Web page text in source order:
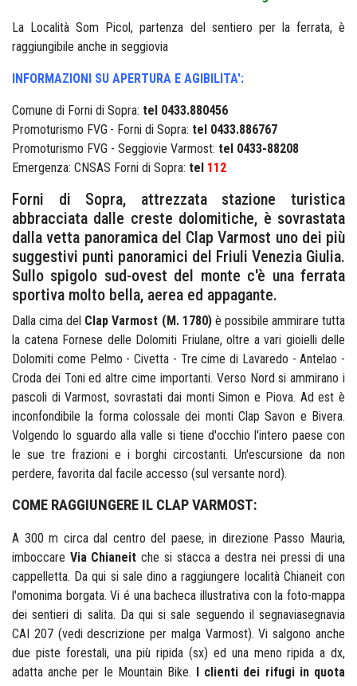
La Località Som Picol, partenza del sentiero per la ferrata, è
raggiungibile anche in seggiovia
INFORMAZIONI SU APERTURA E AGIBILITA':
Comune di Forni di Sopra: tel 0433.880456
Promoturismo FVG - Forni di Sopra: tel 0433.886767
Promoturismo FVG - Seggiovie Varmost: tel 0433-88208
Emergenza: CNSAS Forni di Sopra: tel 112
Forni di Sopra, attrezzata stazione turistica
abbracciata dalle creste dolomitiche, è sovrastata
dalla vetta panoramica del Clap Varmost uno dei più
suggestivi punti panoramici del Friuli Venezia Giulia.
Sullo spigolo sud-ovest del monte c'è una ferrata
sportiva molto bella, aerea ed appagante.
Dalla cima del Clap Varmost (M. 1780)è possibile ammirare tutta
la catena Fornese delle Dolomiti Friulane, oltre a vari gioielli delle
Dolomiti come Pelmo - Civetta - Tre cime di Lavaredo - Antelao -
Croda dei Toni ed altre cime importanti. Verso Nord si ammirano i
pascoli di Varmost, sovrastati dai monti Simon e Piova. Ad est è
inconfondibile la forma colossale dei monti Clap Savon e Bivera.
Volgendo lo sguardo alla valle si tiene d'occhio l'intero paese con
le sue tre frazioni e i borghi circostanti. Un'escursione da non
perdere, favorita dal facile accesso (sul versante nord).
COME RAGGIUNGERE IL CLAP VARMOST:
A 300 m circa dal centro del paese, in direzione Passo Mauria,
imboccare Via Chianeit che si stacca a destra nei pressi di una
cappelletta. Da qui si sale dino a raggiungere località Chianeit con
l'omonima borgata. Vi é una bacheca illustrativa con la foto-mappa
dei sentieri di salita. Da qui si sale seguendo il segnaviasegnavia
CAI 207 (vedi descrizione per malga Varmost). Vi salgono anche
due piste forestali, una più ripida (sx) ed una meno ripida a dx,
adatta anche per le Mountain Bike. I clienti dei rifugi in quota